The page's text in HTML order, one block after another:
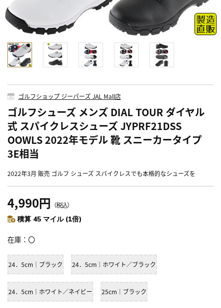
ゴルフショップ ジーパーズ JAL Mall店
ゴルフシューズ メンズ DIAL TOUR ダイヤル
式 スパイクレスシューズ JYPRF21DSS
OOWLS 2022年モデル 靴 スニーカータイプ
3E相当
2022年3月 販売 ゴルフ シューズ スパイクレスでも本格的なシューズを
4,990円 （税込）
積算 45 マイル (1倍)
在庫 〇
24．5cm｜ブラック 24．5cm｜ホワイト／ブラック
24．5cm｜ホワイト／ネイビー 25cm｜ブラック